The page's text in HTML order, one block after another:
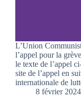
L’Union
l’appel pour la
le texte de l’appel
site de l’appel en
internationale de
8 février 2024